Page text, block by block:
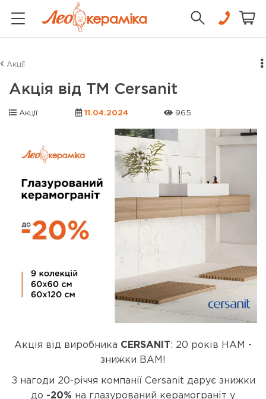
Акції
Акція від ТМ Cersanit
Акції 11.04.2024 965
Акція від виробника CERSANIT: 20 років НАМ -
знижки ВАМ!
З нагоди 20-річчя компанії Cersanit дарує знижки
до -20% на глазурований керамограніт у